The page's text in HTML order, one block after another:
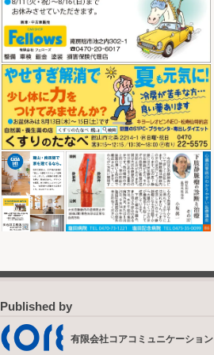
Published by
有限会社コアコミュニケーション